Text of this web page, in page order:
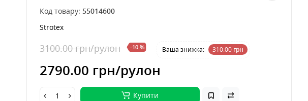
Код товару: 55014600
Strotex
3100.00 грн/рулон -10 % Ваша знижка: 310.00 грн
2790.00 грн/рулон
Купити